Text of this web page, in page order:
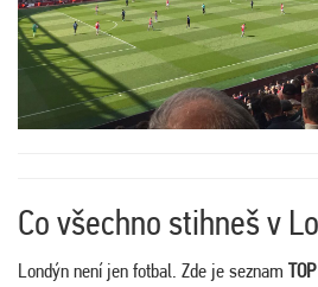
Co všechno stihneš v
Londýn není jen fotbal. Zde je seznam